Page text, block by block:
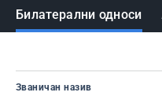
Државе
Билатерални односи
Званичан назив